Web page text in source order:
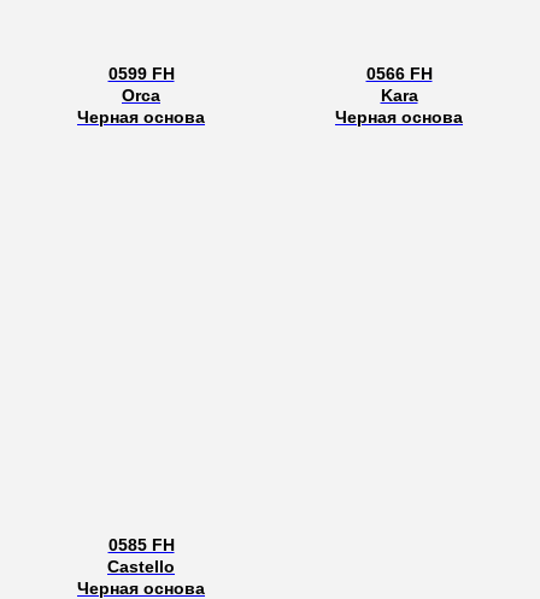
0599 FH
Orca
Черная основа
0566 FH
Kara
Черная основа
0585 FH
Castello
Черная основа